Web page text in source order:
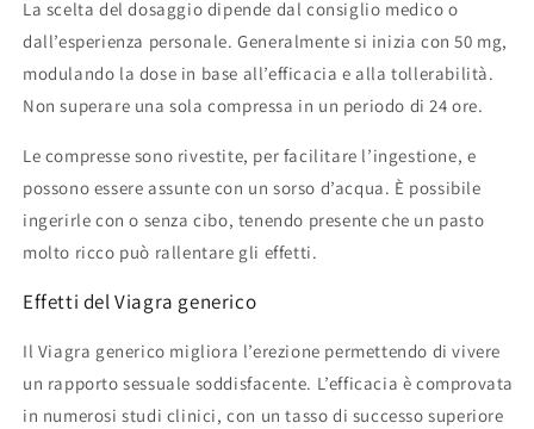
La scelta del dosaggio dipende dal consiglio medico o
dall’esperienza personale. Generalmente si inizia con 50 mg,
modulando la dose in base all’efficacia e alla tollerabilità.
Non superare una sola compressa in un periodo di 24 ore.
Le compresse sono rivestite, per facilitare l’ingestione, e
possono essere assunte con un sorso d’acqua. È possibile
ingerirle con o senza cibo, tenendo presente che un pasto
molto ricco può rallentare gli effetti.
Effetti del Viagra generico
Il Viagra generico migliora l’erezione permettendo di vivere
un rapporto sessuale soddisfacente. L’efficacia è comprovata
in numerosi studi clinici, con un tasso di successo superiore